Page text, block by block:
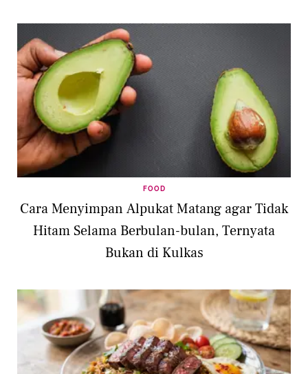
FOOD
Cara Menyimpan Alpukat Matang agar Tidak
Hitam Selama Berbulan-bulan, Ternyata
Bukan di Kulkas